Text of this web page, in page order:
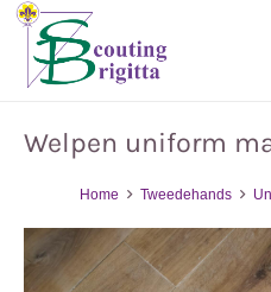
Welpen uniform
Home Tweedehands